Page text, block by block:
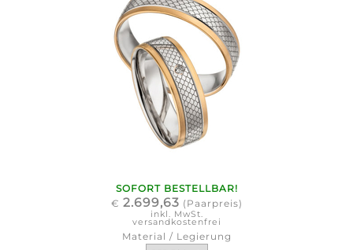
SOFORT BESTELLBAR!
€ 2.699,63 (Paarpreis)
inkl. MwSt.
versandkostenfrei
Material / Legierung